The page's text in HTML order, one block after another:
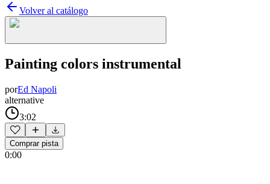
Volver al catálogo
Painting colors instrumental
porEd Napoli
alternative
3:02
Comprar pista
0:00